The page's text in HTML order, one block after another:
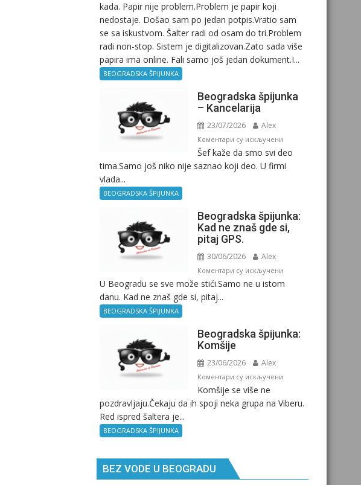
špijunka
–
Birokratija
kada. Papir nije problem.Problem je papir koji
nedostaje. Došao sam po jedan potpis.Vratio sam
se sa iskustvom. Šalter radi od osam do tri.Problem
radi non-stop. Sistem je digitalizovan.Zato sada više
papira ima online. Fali samo još jedan dokument.I...
BEOGRADSKA ŠPIJUNKA
Beogradska špijunka
– Kancelarija
23/07/2026 Alex
Коментари су искљученина
Beogradska
špijunka
Šef kaže da smo svi deo
tima.Samo još niko nije saznao koji deo. U firmi
vlada...
BEOGRADSKA ŠPIJUNKA
Beogradska špijunka:
Kad ne znaš gde si,
pitaj GPS.
30/06/2026 Alex
Коментари су искљученина
Beogradska
znaš
pitaj
U Beogradu se sve može stići.Samo ne u istom
danu. Kad ne znaš gde si, pitaj...
BEOGRADSKA ŠPIJUNKA
Beogradska špijunka:
Komšije
23/06/2026 Alex
Коментари су искљученина
špijunka:
Komšije se više ne
pozdravljaju.Čekaju da ih spoji neka grupa na Viberu.
Red ispred šaltera je...
BEOGRADSKA ŠPIJUNKA
BEZ VODE U BEOGRADU